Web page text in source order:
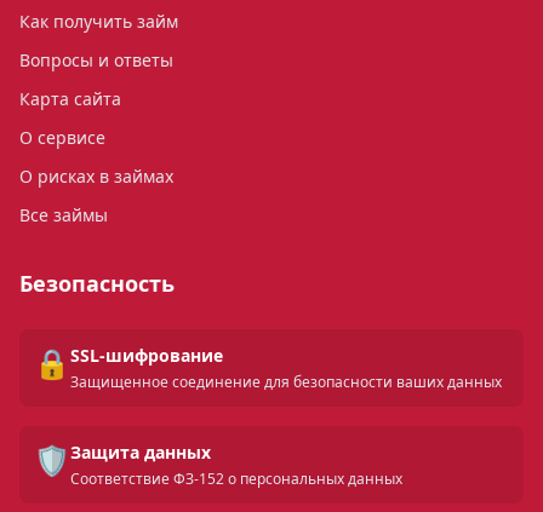
Как получить займ
Вопросы и ответы
Карта сайта
О сервисе
О рисках в займах
Все займы
Безопасность
🔒 SSL-шифрование
Защищенное соединение для безопасности ваших данных
🛡️ Защита данных
Соответствие ФЗ-152 о персональных данных